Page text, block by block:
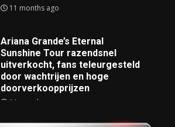
11 months ago
Ariana Grande’s Eternal
Sunshine Tour razendsnel
uitverkocht, fans teleurgesteld
door wachtrijen en hoge
doorverkoopprijzen
11 months ago